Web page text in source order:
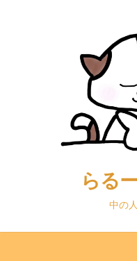
らる
中の